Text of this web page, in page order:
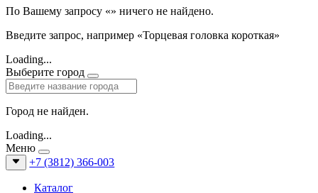
По Вашему запросу «» ничего не найдено.
Введите запрос, например «Торцевая головка короткая»
Loading...
Выберите город
Город не найден.
Loading...
Меню
+7 (3812) 366-003
Каталог